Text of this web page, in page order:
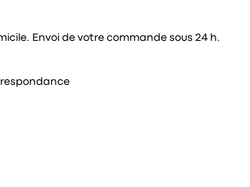
Envoi de votre commande sous 24 h.